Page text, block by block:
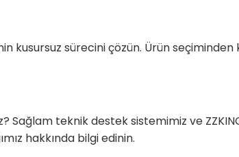
kusursuz sürecini çözün. Ürün
Sağlam teknik destek sistemimiz ve
hakkında bilgi edinin.